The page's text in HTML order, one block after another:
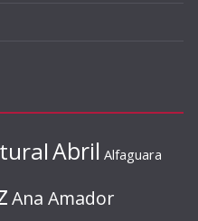
Abril Alfaguara
Ana Amador